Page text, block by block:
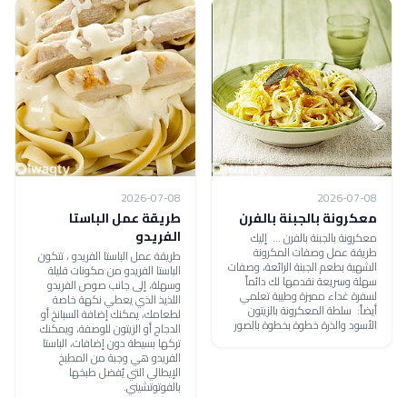
2026-07-08
معكرونة بالجبنة بالفرن
معكرونة بالجبنة بالفرن ... إليك
طريقة عمل وصفات المكرونة
الشهية بطعم الجبنة الرائعة، وصفات
سهلة وسريعة نقدمها لك دائماً
لسفرة غداء مميزة وطيبة تعلمي
أيضاً: سلطة المعكرونة بالزيتون
الأسود والذرة خطوة بخطوة بالصور
2026-07-08
طريقة عمل الباستا
الفريدو‎
طريقة عمل الباستا الفريدو‎ ، تتكون
الباستا الفريدو من مكونات قليلة
وسهلة، إلى جانب صوص الفريدو
اللذيذ الذي يعطي نكهة خاصة
لطعامك، يمكنك إضافة السبانخ أو
الدجاج أو الزيتون للوصفة، ويمكنك
تركها بسيطة دون إضافات، الباستا
الفريدو هي وجبة من المطبخ
الإيطالي التي يُفضل طبخها
بالفوتوتشيني.